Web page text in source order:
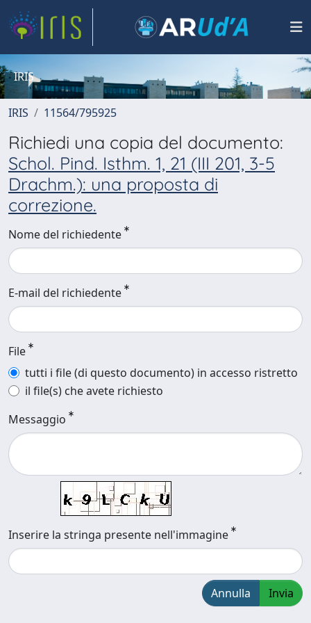
IRIS
IRIS 11564/795925
Richiedi una copia del documento:
Schol. Pind. Isthm. 1, 21 (III 201, 3-5
Drachm.): una proposta di
correzione.
Nome del richiedente
E-mail del richiedente
File
tutti i file (di questo documento) in accesso ristretto
il file(s) che avete richiesto
Messaggio
Inserire la stringa presente nell'immagine
Annulla Invia